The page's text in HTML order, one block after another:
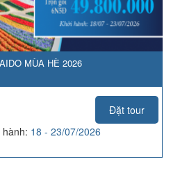
MÙA HÈ 2026
Đặt tour
18 - 23/07/2026